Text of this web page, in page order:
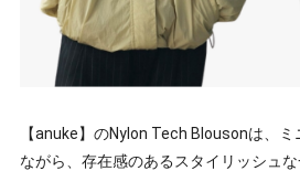
【anuke】のNylon Tech Blousonは、
ながら、存在感のあるスタイリッシュ